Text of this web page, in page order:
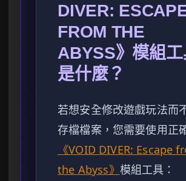
DIVER:
FROM THE
ABYSS》模組
是什麼？
若想安全修改遊戲玩法而
存檔檔案，您需要使用正
《VOID DIVER: Escape
the Abyss》 模組工具：